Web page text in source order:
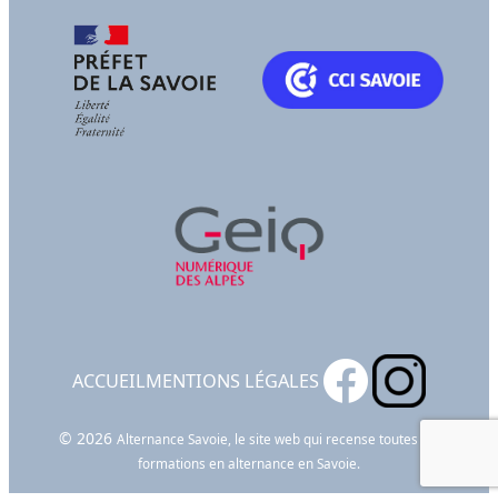
ACCUEILMENTIONS LÉGALES
© 2026 Alternance Savoie, le site web qui recense toutes les
formations en alternance en Savoie.